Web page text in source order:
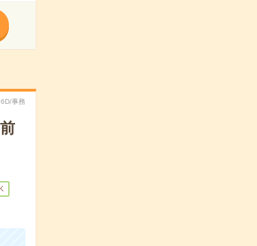
事務